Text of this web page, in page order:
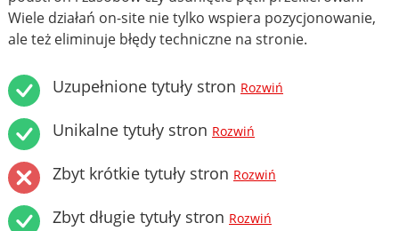
Wiele działań on-site nie tylko wspiera pozycjonowanie,
ale też eliminuje błędy techniczne na stronie.
Uzupełnione tytuły stron Rozwiń
Unikalne tytuły stron Rozwiń
Zbyt krótkie tytuły stron Rozwiń
Zbyt długie tytuły stron Rozwiń